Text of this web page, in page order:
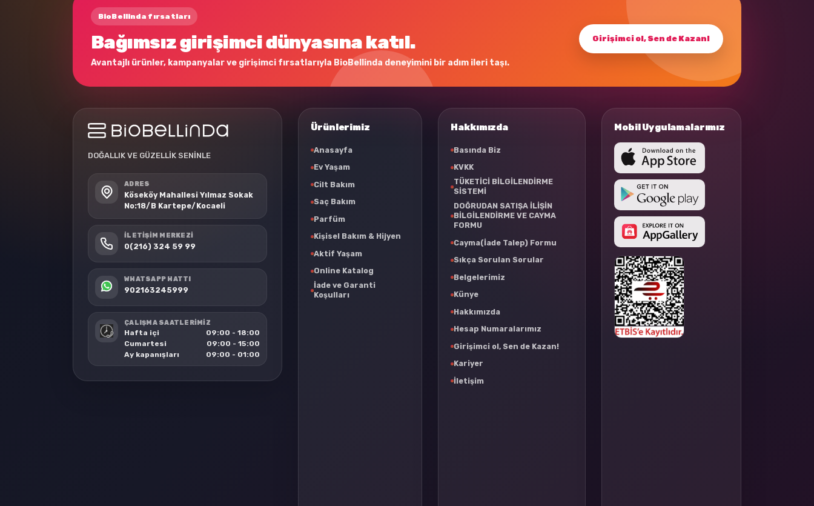
BioBellinda fırsatları
Bağımsız girişimci dünyasına katıl.
Avantajlı ürünler, kampanyalar ve girişimci fırsatlarıyla BioBellinda deneyimini bir adım ileri taşı.
Girişimci ol, Sen de Kazan!
DOĞALLIK VE GÜZELLİK SENİNLE
ADRES
Köseköy Mahallesi Yılmaz Sokak
No:18/B Kartepe/Kocaeli
İLETIŞIM MERKEZI
0(216) 324 59 99
WHATSAPP HATTI
902163245999
ÇALIŞMA SAATLERİMİZ
Hafta içi
09:00 - 18:00
Cumartesi
09:00 - 15:00
Ay kapanışları
09:00 - 01:00
Ürünlerimiz
Anasayfa
Ev Yaşam
Cilt Bakım
Saç Bakım
Parfüm
Kişisel Bakım & Hijyen
Aktif Yaşam
Online Katalog
İade ve Garanti
Koşulları
Hakkımızda
Basında Biz
KVKK
TÜKETİCİ BİLGİLENDİRME
SİSTEMİ
DOĞRUDAN SATIŞA İLİŞİN
BİLGİLENDİRME VE CAYMA
FORMU
Cayma(İade Talep) Formu
Sıkça Sorulan Sorular
Belgelerimiz
Künye
Hakkımızda
Hesap Numaralarımız
Girişimci ol, Sen de Kazan!
Kariyer
İletişim
Mobil Uygulamalarımız